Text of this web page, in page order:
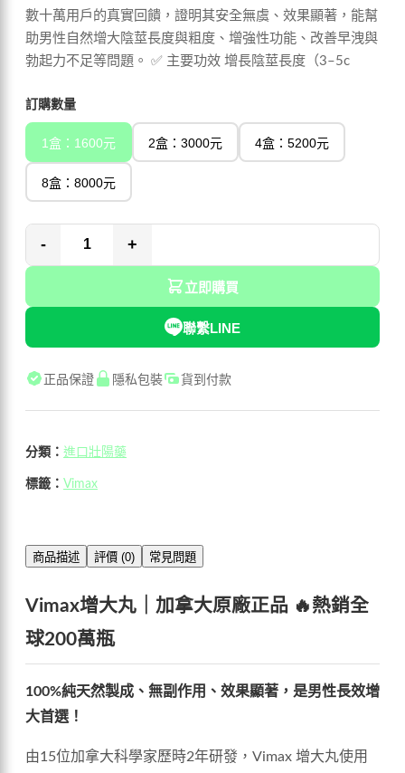
數十萬用戶的真實回饋，證明其安全無虞、效果顯著，能幫
助男性自然增大陰莖長度與粗度、增強性功能、改善早洩與
勃起力不足等問題。 ✅ 主要功效 增長陰莖長度（3–5c
訂購數量
1盒：1600元 2盒：3000元 4盒：5200元
8盒：8000元
- +
立即購買
聯繫LINE
正品保證 隱私包裝 貨到付款
分類： 進口壯陽藥
標籤： Vimax
商品描述 評價 (0) 常見問題
Vimax增大丸｜加拿大原廠正品 🔥熱銷全
球200萬瓶
100%純天然製成、無副作用、效果顯著，是男性長效增
大首選！
由15位加拿大科學家歷時2年研發，Vimax 增大丸使用